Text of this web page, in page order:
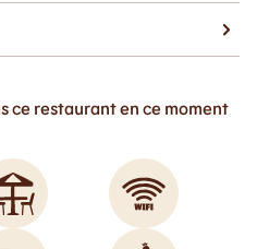
ce restaurant en ce moment